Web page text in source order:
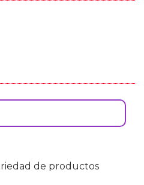
de productos